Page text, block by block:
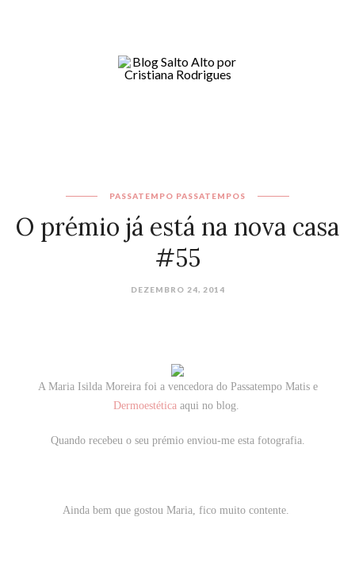
PASSATEMPO PASSATEMPOS
O prémio já está na nova casa
#55
DEZEMBRO 24, 2014
A Maria Isilda Moreira foi a vencedora do Passatempo Matis e
Dermoestéticaaqui no blog.
Quando recebeu o seu prémio enviou-me esta fotografia.
Ainda bem que gostou Maria, fico muito contente.